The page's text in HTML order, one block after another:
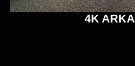
4K ARKA